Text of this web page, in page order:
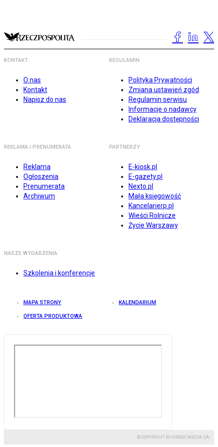
KONTAKT
O nas
Kontakt
Napisz do nas
REGULAMIN
Polityka Prywatności
Zmiana ustawień zgód
Regulamin serwisu
Informacje o nadawcy
Deklaracja dostępności
REKLAMA I PRENUMERATA
Reklama
Ogłoszenia
Prenumerata
Archiwum
PARTNERZY
E-kiosk.pl
E-gazety.pl
Nexto.pl
Mała księgowość
Kancelarierp.pl
Wieści Rolnicze
Życie Warszawy
NASZE WYDARZENIA
Szkolenia i konferencje
MAPA STRONY KALENDARIUM
OFERTA PRODUKTOWA
© COPYRIGHT BY GREMI MEDIA SA